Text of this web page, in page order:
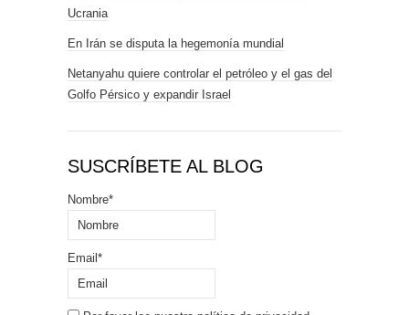
Ucrania
En Irán se disputa la hegemonía mundial
Netanyahu quiere controlar el petróleo y el gas del
Golfo Pérsico y expandir Israel
SUSCRÍBETE AL BLOG
Nombre*
Email*